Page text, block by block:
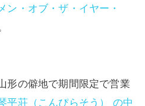
ン・オブ・ザ・イヤー・
形の僻地で期間限定で営業
平荘（こんぴらそう） の中